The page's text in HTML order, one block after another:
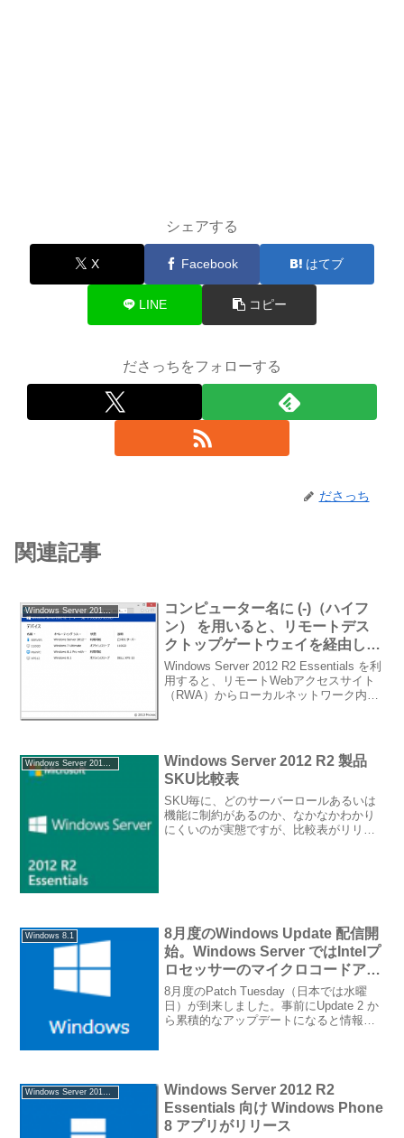
シェアする
X Facebook はてブ
LINE コピー
ださっちをフォローする
ださっち
関連記事
Windows Server 2012 Essentials
コンピューター名に (-)（ハイフ
ン） を用いると、リモートデス
クトップゲートウェイを経由した
リモートデスクトップ接続に失敗
する
Windows Server 2012 R2 Essentials を利
用すると、リモートWebアクセスサイト
（RWA）からローカルネットワーク内の
Windows Server 2012 R2
Windows Server 2012 R2 製品
SKU比較表
SKU毎に、どのサーバーロールあるいは
機能に制約があるのか、なかなかわかり
にくいのが実態ですが、比較表がリリー
Windows 8.1
8月度のWindows Update 配信開
始。Windows Server ではIntelプ
ロセッサーのマイクロコードアッ
プデートも
8月度のPatch Tuesday（日本では水曜
日）が到来しました。事前にUpdate 2 か
ら累積的なアップデートになると情報が
Windows Server 2012 R2
Windows Server 2012 R2
Essentials 向け Windows Phone
8 アプリがリリース